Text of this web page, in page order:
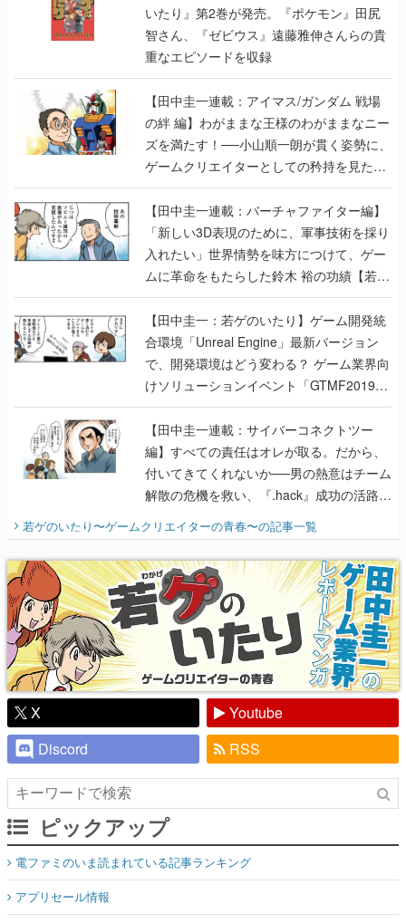
【田中圭一連載：アイマス/ガンダム 戦場
の絆 編】わがままな王様のわがままなニー
ズを満たす！──小山順一朗が貫く姿勢に、
ゲームクリエイターとしての矜持を見た
【若ゲのいたり最終回】
【田中圭一連載：バーチャファイター編】
「新しい3D表現のために、軍事技術を採り
入れたい」世界情勢を味方につけて、ゲー
ムに革命をもたらした鈴木 裕の功績【若ゲ
のいたり】
【田中圭一：若ゲのいたり】ゲーム開発統
合環境「Unreal Engine」最新バージョン
で、開発環境はどう変わる？ ゲーム業界向
けソリューションイベント「GTMF2019」
に行って、より理解を深めよう【PR】
【田中圭一連載：サイバーコネクトツー
編】すべての責任はオレが取る。だから、
付いてきてくれないか──男の熱意はチーム
解散の危機を救い、『.hack』成功の活路を
開く。業界の快男児・松山 洋に流れる血は
『少年ジャンプ』色だった【若ゲのいた
り】
若ゲのいたり〜ゲームクリエイターの青春〜の記事一覧
X
Youtube
Discord
RSS
ピックアップ
電ファミのいま読まれている記事ランキング
アプリセール情報
インタビュー
連載・特集一覧